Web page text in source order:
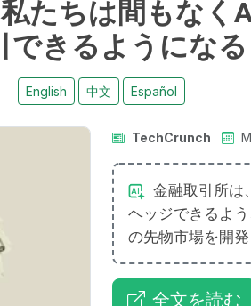
たちは間もなく
できるようになる
English 中文 Español
TechCrunch
金融取引所は
ヘッジできるよ
の先物市場を開発
全文を読む